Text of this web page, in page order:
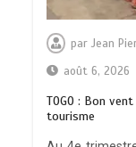
parJean
août 6, 2026
TOGO : Bon
tourisme